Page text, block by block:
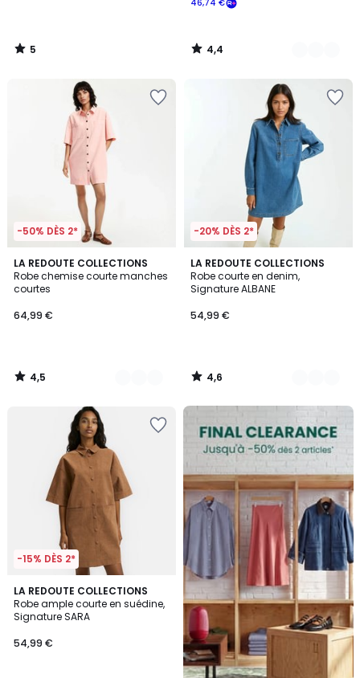
5
/
46,74 €
4,4
/
-50% DÈS 2*
LA REDOUTE COLLECTIONS
Robe chemise courte manches
courtes
64,99 €
4,5
/ 5
2
Couleurs
4,5
/
-20% DÈS 2*
LA REDOUTE COLLECTIONS
Robe courte en denim,
Signature ALBANE
54,99 €
4,6
/ 5
2
Couleurs
4,6
/
-15% DÈS 2*
LA REDOUTE COLLECTIONS
Robe ample courte en suédine,
Signature SARA
54,99 €
FINAL
CLEARANCE